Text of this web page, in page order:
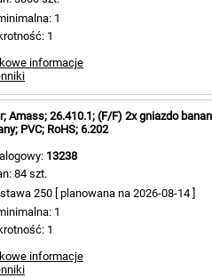
1
1
informacje
Amass; 26.410.1; (F/F) 2x gniazdo
PVC; RoHS; 6.202
13238
84 szt.
250 [ planowana na 2026-08-14 ]
1
1
informacje